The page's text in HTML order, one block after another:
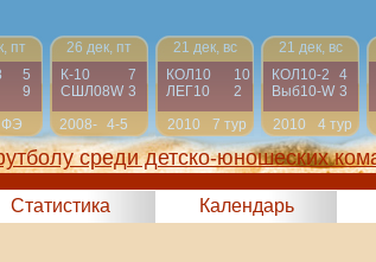
пт
5
9
ФЭ
26 дек, пт
К-10
7
СШЛ08W 3
2008-
2009
4-5
21 дек, вс
КОЛ10
10
ЛЕГ10
2
2010
7 тур
21 дек, вс
КОЛ10-2
4
Выб10-W 3
2010
4 тур
среди детско-юношеских
Статистика Календарь